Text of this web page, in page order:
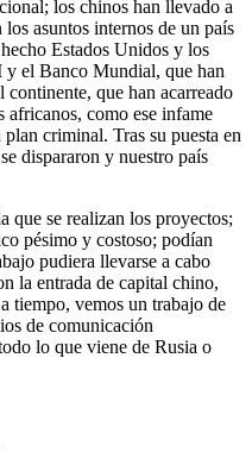
los chinos han llevado a
asuntos internos de un país
Estados Unidos y los
y el Banco Mundial, que han
continente, que han acarreado
como ese infame
criminal. Tras su puesta en
dispararon y nuestro país
que se realizan los proyectos;
pésimo y costoso; podían
pudiera llevarse a cabo
la entrada de capital chino,
tiempo, vemos un trabajo de
de comunicación
lo que viene de Rusia o